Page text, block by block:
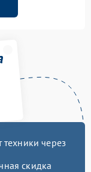
через
скидка